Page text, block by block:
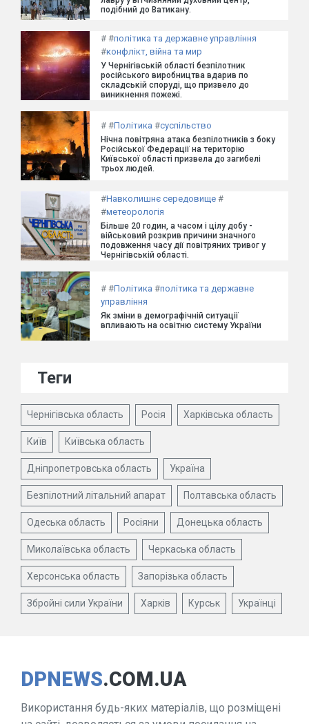
подібний до Ватикану.
# #політика та державне управління
#конфлікт, війна та мир
У Чернігівській області безпілотник
російського виробництва вдарив по
складській споруді, що призвело до
виникнення пожежі.
# #Політика #суспільство
Нічна повітряна атака безпілотників з боку
Російської Федерації на територію
Київської області призвела до загибелі
трьох людей.
#Навколишнє середовище #
#метеорологія
Більше 20 годин, а часом і цілу добу -
військовий розкрив причини значного
подовження часу дії повітряних тривог у
Чернігівській області.
# #Політика #політика та державне
управління
Як зміни в демографічній ситуації
впливають на освітню систему України
Теги
Чернігівська область Росія Харківська область
Київ Київська область
Дніпропетровська область Україна
Безпілотний літальний апарат Полтавська область
Одеська область Росіяни Донецька область
Миколаївська область Черкаська область
Херсонська область Запорізька область
Збройні сили України Харків Курськ Українці
DPNEWS.COM.UA
Використання будь-яких матеріалів, що розміщені